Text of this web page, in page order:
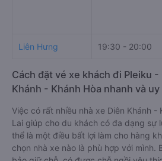
Liên Hưng 19:30 - 20:00
Cách đặt vé xe khách đi Pleiku -
Khánh - Khánh Hòa nhanh và
Việc có rất nhiều nhà xe Diên Khánh -
Lai giúp cho du khách có đa dạng sự
thể là một điều bất lợi làm cho hàng
chọn nhà xe nào là phù hợp với mình.